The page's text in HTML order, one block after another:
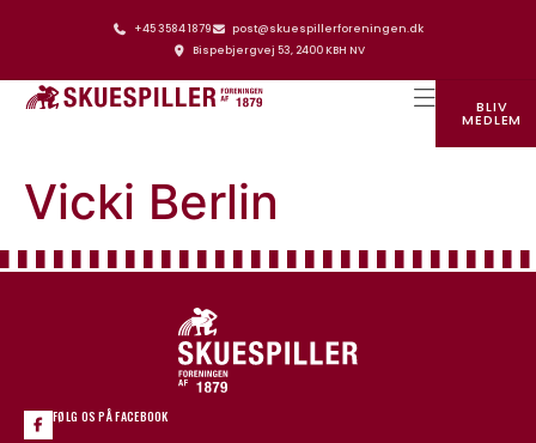
+45 3584 1879
post@skuespillerforeningen.dk
Bispebjergvej 53, 2400 KBH NV
BLIV
MEDLEM
Vicki Berlin
FØLG OS PÅ FACEBOOK